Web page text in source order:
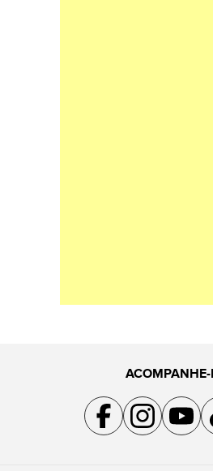
Acompanhe a gente no
Acompanhe a